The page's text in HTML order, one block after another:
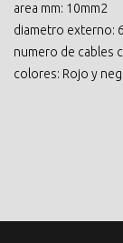
area mm: 10mm2
diametro externo:
numero de cables
colores: Rojo y